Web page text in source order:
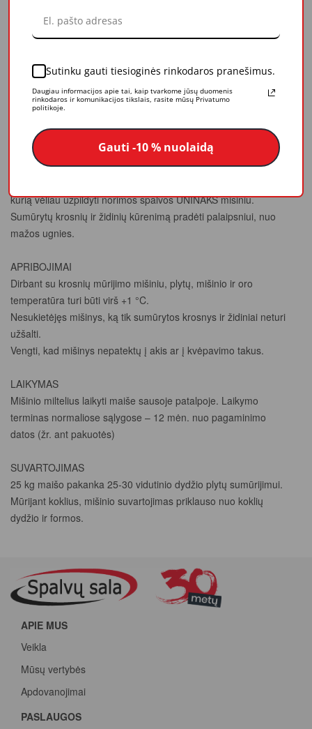
Reikiamą miltelių kiekį įberti į maišytuvą arba maišymui skirtą
indą. Įpilti 24-26 % vandens (6-6,5 litrų vandens 25 kg maišui).
sušlaps. Leisti mišiniui 10-15 minučių pastovėti, po to vėl
išmaišyti. Paruoštą mišinį galima naudoti 3 valandas.
DARBŲ SU MOLINĖMIS PLYTOMIS ATLIKIMO PATARIMAI
Mūrijant degtas molines plytas mišinio sluoksnio storis
normaliomis sąlygomis 8-10 cm.Sumūrytų plytų siūles
rekomenduojama rievėti.
kurią vėliau užpildyti norimos spalvos UNINAKS mišiniu.
Sumūrytų krosnių ir židinių kūrenimą pradėti palaipsniui, nuo
mažos ugnies.
APRIBOJIMAI
Dirbant su krosnių mūrijimo mišiniu, plytų, mišinio ir oro
temperatūra turi būti virš +1 °C.
Nesukietėjęs mišinys, ką tik sumūrytos krosnys ir židiniai neturi
užšalti.
Vengti, kad mišinys nepatektų į akis ar į kvėpavimo takus.
LAIKYMAS
Mišinio miltelius laikyti maiše sausoje patalpoje. Laikymo
terminas normaliose sąlygose – 12 mėn. nuo pagaminimo
datos (žr. ant pakuotės)
SUVARTOJIMAS
25 kg maišo pakanka 25-30 vidutinio dydžio plytų sumūrijimui.
Mūrijant koklius, mišinio suvartojimas priklauso nuo koklių
dydžio ir formos.
APIE MUS
Veikla
Mūsų vertybės
Apdovanojimai
PASLAUGOS
Sutinku gauti tiesioginės rinkodaros pranešimus.
Daugiau informacijos apie tai, kaip tvarkome jūsų duomenis
rinkodaros ir komunikacijos tikslais, rasite mūsų Privatumo
politikoje.
Gauti -10 % nuolaidą